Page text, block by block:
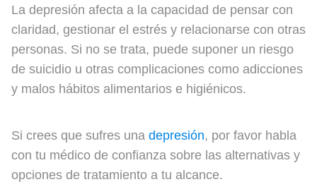
La depresión afecta a la capacidad de pensar con
claridad, gestionar el estrés y relacionarse con otras
personas. Si no se trata, puede suponer un riesgo
de suicidio u otras complicaciones como adicciones
y malos hábitos alimentarios e higiénicos.
Si crees que sufres una depresión, por favor habla
con tu médico de confianza sobre las alternativas y
opciones de tratamiento a tu alcance.